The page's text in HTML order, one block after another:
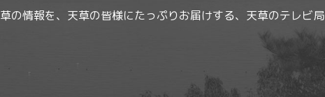
の情報を、天草の皆様にたっぷりお届けする、天草のテレビ局